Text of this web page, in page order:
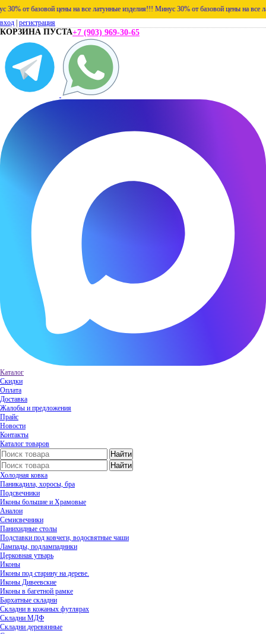
от базовой цены на все латунные изделия!!! Минус 30% от базовой цены на все
вход регистрация
КОРЗИНА ПУСТА+7 (903) 969-30-65
Каталог
Скидки
Оплата
Доставка
Жалобы и предложения
Прайс
Новости
Контакты
Каталог товаров
Холодная ковка
Паникадила, хоросы, бра
Подсвечники
Иконы большие и Храмовые
Аналои
Семисвечники
Панихидные столы
Подставки под ковчеги, водосвятные чаши
Лампады, подлампадники
Церковная утварь
Иконы
Иконы под старину на дереве.
Иконы Дивеевские
Иконы в багетной рамке
Бархатные складни
Складни в кожаных футлярах
Складни МДФ
Складни деревянные